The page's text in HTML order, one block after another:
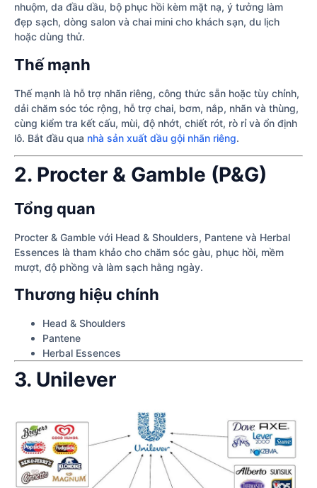
nhuộm, da đầu dầu, bộ phục hồi kèm mặt nạ, ý tưởng làm
đẹp sạch, dòng salon và chai mini cho khách sạn, du lịch
hoặc dùng thử.
Thế mạnh
Thế mạnh là hỗ trợ nhãn riêng, công thức sẵn hoặc tùy chỉnh,
dải chăm sóc tóc rộng, hỗ trợ chai, bơm, nắp, nhãn và thùng,
cùng kiểm tra kết cấu, mùi, độ nhớt, chiết rót, rò rỉ và ổn định
lô. Bắt đầu qua nhà sản xuất dầu gội nhãn riêng.
2. Procter & Gamble (P&G)
Tổng quan
Procter & Gamble với Head & Shoulders, Pantene và Herbal
Essences là tham khảo cho chăm sóc gàu, phục hồi, mềm
mượt, độ phồng và làm sạch hằng ngày.
Thương hiệu chính
Head & Shoulders
Pantene
Herbal Essences
3. Unilever